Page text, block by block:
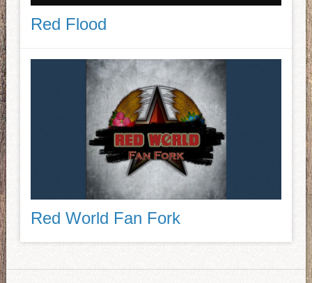
Red Flood
Red World Fan Fork